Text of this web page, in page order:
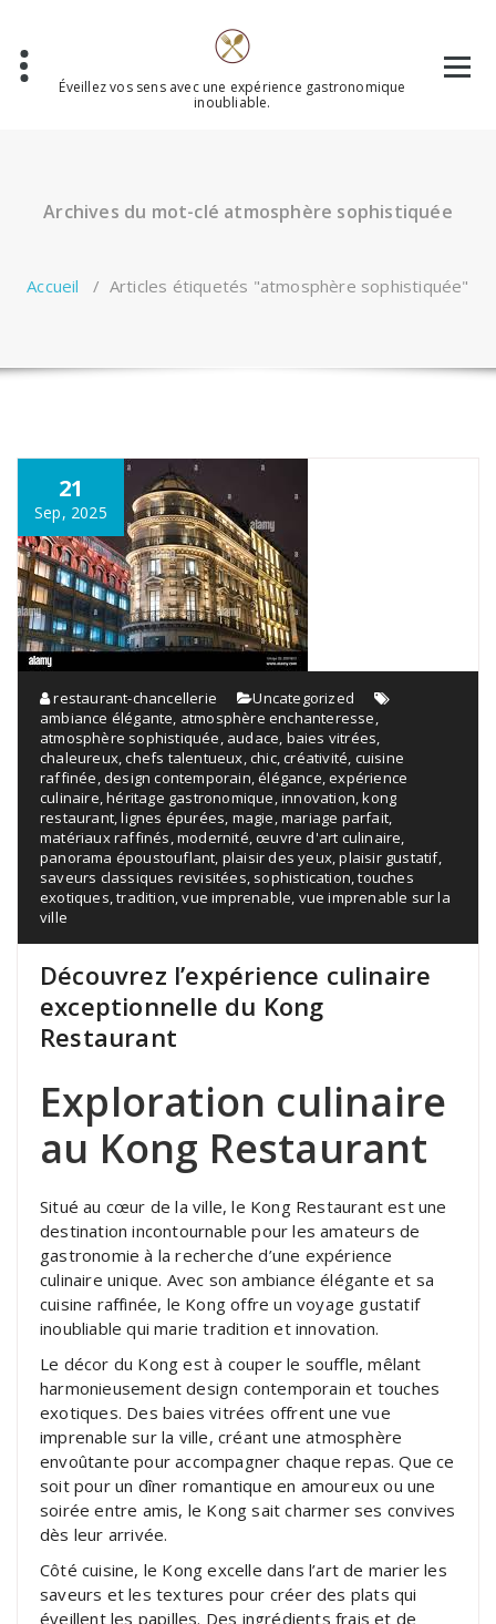
contenu
Éveillez vos sens avec une expérience gastronomique
inoubliable.
Archives du mot-clé atmosphère sophistiquée
Accueil / Articles étiquetés "atmosphère sophistiquée"
21
Sep, 2025
restaurant-chancellerie
Uncategorized
ambiance élégante, atmosphère enchanteresse,
atmosphère sophistiquée, audace, baies vitrées,
chaleureux,chefs talentueux,chic,créativité, cuisine
raffinée,design contemporain,élégance,expérience
culinaire,héritage gastronomique,innovation,kong
restaurant,lignes épurées, magie,mariage parfait,
matériaux raffinés,modernité,œuvre d'art culinaire,
panorama époustouflant, plaisir des yeux,plaisir gustatif,
saveurs classiques revisitées, sophistication,touches
exotiques,tradition,vue imprenable, vue imprenable sur la
ville
Découvrez l’expérience culinaire
exceptionnelle du Kong
Restaurant
Exploration culinaire
au Kong Restaurant
Situé au cœur de la ville, le Kong Restaurant est une
destination incontournable pour les amateurs de
gastronomie à la recherche d’une expérience
culinaire unique. Avec son ambiance élégante et sa
cuisine raffinée, le Kong offre un voyage gustatif
inoubliable qui marie tradition et innovation.
Le décor du Kong est à couper le souffle, mêlant
harmonieusement design contemporain et touches
exotiques. Des baies vitrées offrent une vue
imprenable sur la ville, créant une atmosphère
envoûtante pour accompagner chaque repas. Que ce
soit pour un dîner romantique en amoureux ou une
soirée entre amis, le Kong sait charmer ses convives
dès leur arrivée.
Côté cuisine, le Kong excelle dans l’art de marier les
saveurs et les textures pour créer des plats qui
éveillent les papilles. Des ingrédients frais et de